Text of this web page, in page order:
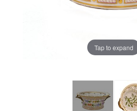
Tap to expand